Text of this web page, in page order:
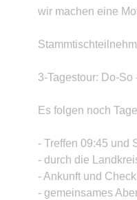
wir machen eine
3-Tagestour: Do-So
Es folgen noch
- Treffen 09:45 und
- durch die
- Ankunft und
- gemeinsames